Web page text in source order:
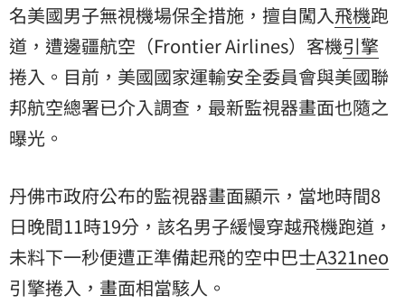
名美國男子無視機場保全措施，擅自闖入飛機跑
道 ，遭邊疆航空（Frontier Airlines）客機引擎
捲入。目前，美國國家運輸安全委員會與美國聯
邦航空總署已介入調查，最新監視器畫面也隨之
曝光。
丹佛市政府公布的監視器畫面顯示，當地時間8
日晚間11時19分，該名男子緩慢穿越飛機跑道，
未料下一秒便遭正準備起飛的空中巴士A321neo
引擎捲入，畫面相當駭人。